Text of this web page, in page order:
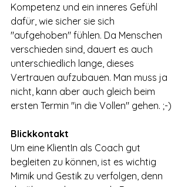
Kompetenz und ein inneres Gefühl
dafür, wie sicher sie sich
"aufgehoben" fühlen. Da Menschen
verschieden sind, dauert es auch
unterschiedlich lange, dieses
Vertrauen aufzubauen. Man muss ja
nicht, kann aber auch gleich beim
ersten Termin "in die Vollen" gehen. ;-)
Blickkontakt
Um eine KlientIn als Coach gut
begleiten zu können, ist es wichtig
Mimik und Gestik zu verfolgen, denn